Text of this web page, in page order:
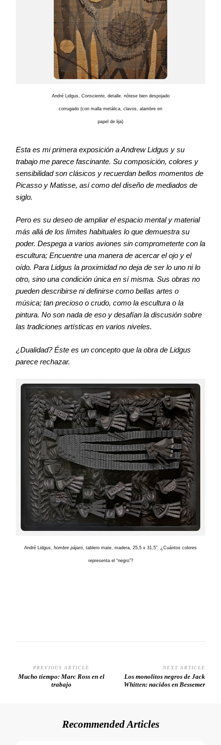
André Lidgus, Consciente, detalle. nótese bien despojado
corrugado (con malla metálica, clavos, alambre en
papel de lija)
Esta es mi primera exposición a Andrew Lidgus y su
trabajo me parece fascinante. Su composición, colores y
sensibilidad son clásicos y recuerdan bellos momentos de
Picasso y Matisse, así como del diseño de mediados de
siglo.
Pero es su deseo de ampliar el espacio mental y material
más allá de los límites habituales lo que demuestra su
poder. Despega a varios aviones sin comprometerte con la
escultura; Encuentre una manera de acercar el ojo y el
oído. Para Lidgus la proximidad no deja de ser lo uno ni lo
otro, sino una condición única en sí misma. Sus obras no
pueden describirse ni definirse como bellas artes o
música; tan precioso o crudo, como la escultura o la
pintura. No son nada de eso y desafían la discusión sobre
las tradiciones artísticas en varios niveles.
¿Dualidad?Éste es un concepto que la obra de Lidgus
parece rechazar.
André Lidgus, hombre pájaro, tablero mate, madera, 25,5 x 31,5”. ¿Cuántos colores
representa el “negro”?
Post
Navigation
PREVIOUS ARTICLE
Mucho tiempo: Marc Ross en el
trabajo
NEXT ARTICLE
Los monolitos negros de Jack
Whitten: nacidos en Bessemer
Recommended Articles